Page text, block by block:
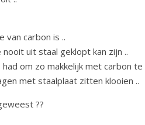
van carbon is ..
uit staal geklopt kan zijn ..
om zo makkelijk met carbon te
met staalplaat zitten klooien ..
??